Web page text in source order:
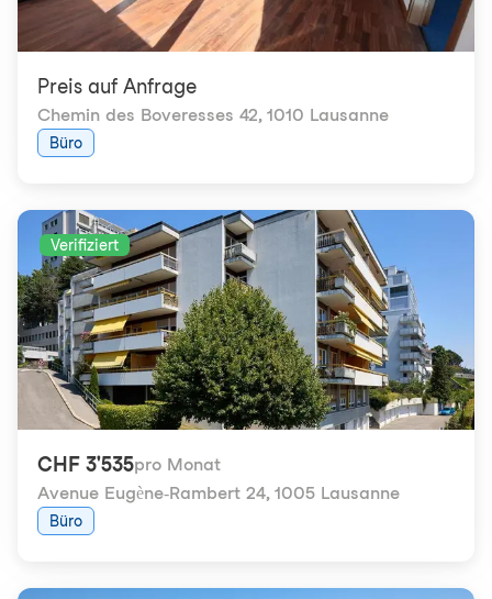
Preis auf Anfrage
Chemin des Boveresses 42, 1010 Lausanne
Büro
Verifiziert
CHF 3'535pro Monat
Avenue Eugène-Rambert 24, 1005 Lausanne
Büro